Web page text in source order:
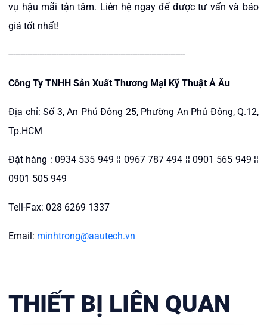
vụ hậu mãi tận tâm. Liên hệ ngay để được tư vấn và báo
giá tốt nhất!
--------------------------------------------------------------------------
Công Ty TNHH Sản Xuất Thương Mại Kỹ Thuật Á Âu
Địa chỉ: Số 3, An Phú Đông 25, Phường An Phú Đông, Q.12,
Tp.HCM
Đặt hàng : 0934 535 949 ¦¦ 0967 787 494 ¦¦ 0901 565 949 ¦¦
0901 505 949
Tell-Fax: 028 6269 1337
Email: minhtrong@aautech.vn
THIẾT BỊ LIÊN QUAN